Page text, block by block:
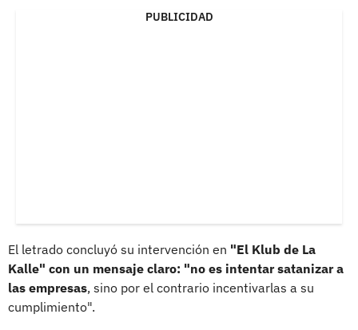
PUBLICIDAD
El letrado concluyó su intervención en "El Klub de La
Kalle" con un mensaje claro: "no es intentar satanizar a
las empresas, sino por el contrario incentivarlas a su
cumplimiento".